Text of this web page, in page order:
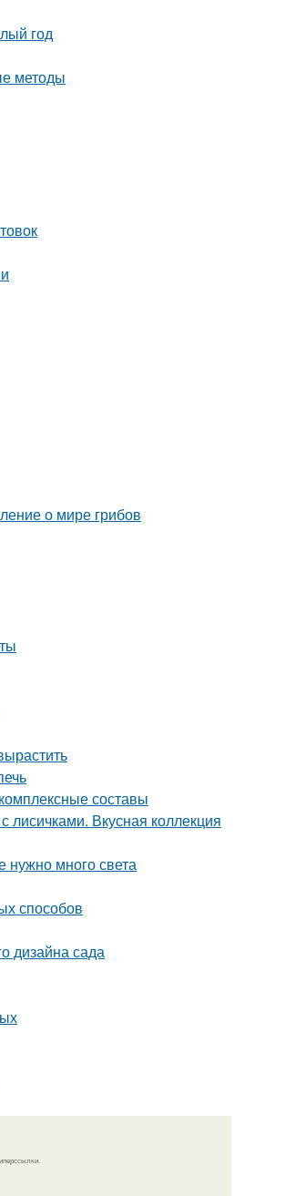
год
методы
о мире грибов
составы
лисичками. Вкусная коллекция
нужно много света
способов
дизайна сада